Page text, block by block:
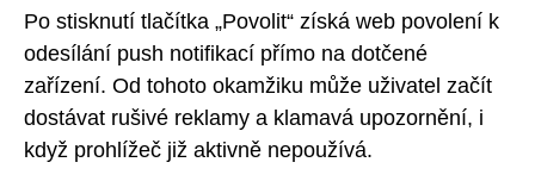
Po stisknutí tlačítka „Povolit“ získá web povolení k
odesílání push notifikací přímo na dotčené
zařízení. Od tohoto okamžiku může uživatel začít
dostávat rušivé reklamy a klamavá upozornění, i
když prohlížeč již aktivně nepoužívá.